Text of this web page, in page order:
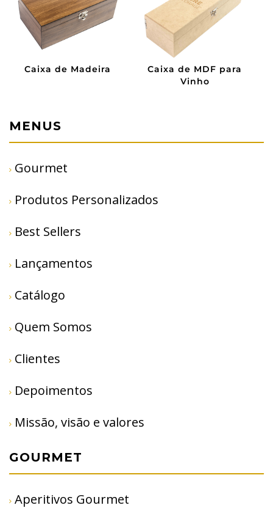
Caixa de Madeira
Caixa de MDF para
Vinho
MENUS
Gourmet
Produtos Personalizados
Best Sellers
Lançamentos
Catálogo
Quem Somos
Clientes
Depoimentos
Missão, visão e valores
GOURMET
Aperitivos Gourmet